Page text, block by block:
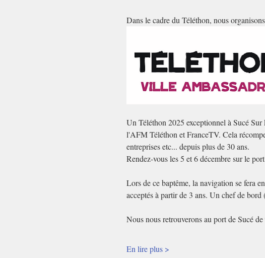
Dans le cadre du Téléthon, nous
Un Téléthon 2025 exceptionnel à Sucé
l'AFM Téléthon et FranceTV. Cela
entreprises etc... depuis plus de 30 ans.
Rendez-vous les 5 et 6 décembre sur le
Lors de ce baptême, la navigation se fera
acceptés à partir de 3 ans. Un chef de
Nous nous retrouverons au port de Sucé
En lire plus >